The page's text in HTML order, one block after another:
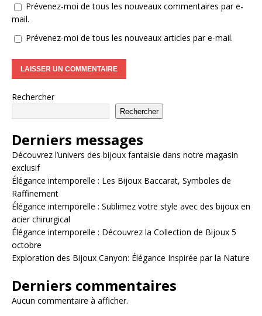
Prévenez-moi de tous les nouveaux commentaires par e-
mail.
Prévenez-moi de tous les nouveaux articles par e-mail.
Rechercher
Rechercher
Derniers messages
Découvrez l’univers des bijoux fantaisie dans notre magasin
exclusif
Élégance intemporelle : Les Bijoux Baccarat, Symboles de
Raffinement
Élégance intemporelle : Sublimez votre style avec des bijoux en
acier chirurgical
Élégance intemporelle : Découvrez la Collection de Bijoux 5
octobre
Exploration des Bijoux Canyon: Élégance Inspirée par la Nature
Derniers commentaires
Aucun commentaire à afficher.